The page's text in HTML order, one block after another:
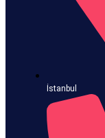
İstanbul